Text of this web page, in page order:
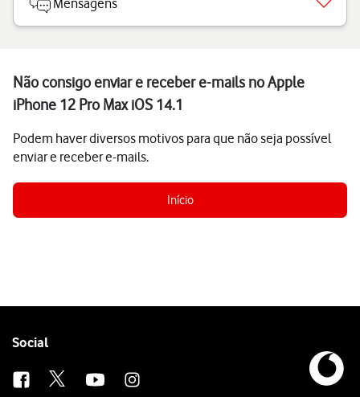
Mensagens
Não consigo enviar e receber e-mails no Apple
iPhone 12 Pro Max iOS 14.1
Podem haver diversos motivos para que não seja possível
enviar e receber e-mails.
Início
Follow
Social